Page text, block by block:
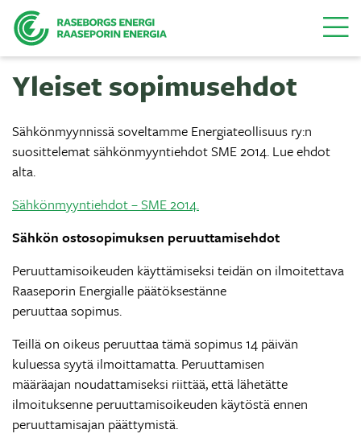
Yleiset sopimusehdot
Sähkönmyynnissä soveltamme Energiateollisuus ry:n
suosittelemat sähkönmyyntiehdot SME 2014. Lue ehdot
alta.
Sähkönmyyntiehdot – SME 2014.
Sähkön ostosopimuksen peruuttamisehdot
Peruuttamisoikeuden käyttämiseksi teidän on ilmoitettava
Raaseporin Energialle päätöksestänne
peruuttaa sopimus.
Teillä on oikeus peruuttaa tämä sopimus 14 päivän
kuluessa syytä ilmoittamatta. Peruuttamisen
määräajan noudattamiseksi riittää, että lähetätte
ilmoituksenne peruuttamisoikeuden käytöstä ennen
peruuttamisajan päättymistä.